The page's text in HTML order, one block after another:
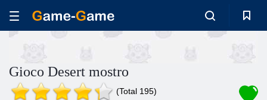
Gioco Desert mostro
(Total 195)